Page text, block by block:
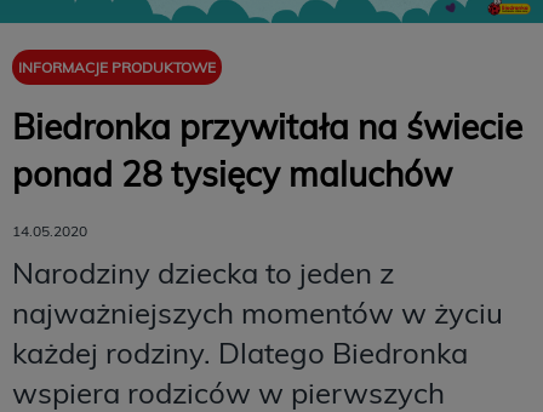
INFORMACJE PRODUKTOWE
Biedronka przywitała na świecie
ponad 28 tysięcy maluchów
14.05.2020
Narodziny dziecka to jeden z
najważniejszych momentów w życiu
każdej rodziny. Dlatego Biedronka
wspiera rodziców w pierwszych